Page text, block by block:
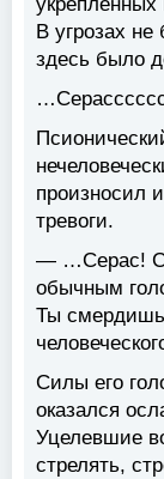
В угрозах
здесь было
произносил
тревоги.
— …Серас!
обычным
Ты смердишь
Силы его
оказался
Уцелевшие
стрелять,